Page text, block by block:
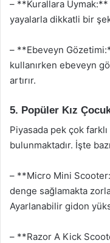
– **Kurallara
yayalarla dikkatli bir
– **Ebeveyn
kullanırken ebeveyn
artırır.
5. Popüler Kız
Piyasada pek çok
bulunmaktadır. İşte
– **Micro Mini
denge sağlamakta
Ayarlanabilir gidon
– **Razor A Kick